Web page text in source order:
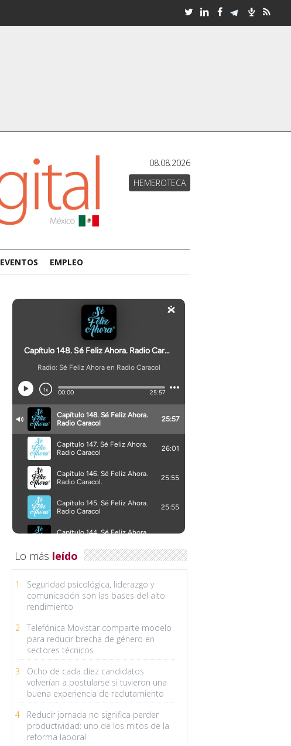
08.08.2026
HEMEROTECA
EVENTOS EMPLEO
Lo más leído
1
Seguridad psicológica, liderazgo y
comunicación son las bases del alto
rendimiento
2
Telefónica Movistar comparte modelo
para reducir brecha de género en
sectores técnicos
3
Ocho de cada diez candidatos
volverían a postularse si tuvieron una
buena experiencia de reclutamiento
4
Reducir jornada no significa perder
productividad: uno de los mitos de la
reforma laboral